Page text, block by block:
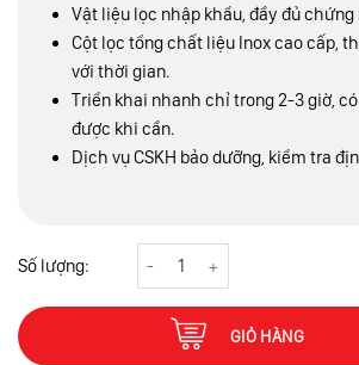
Vật liệu lọc nhập khẩu, đầy đủ
Cột lọc tổng chất liệu Inox cao cấp,
với thời gian.
Triển khai nhanh chỉ trong 2-3 giờ,
được khi cần.
Dịch vụ CSKH bảo dưỡng, kiểm tra
Bộ lọc thô 1 cột inox hệ tự động số lượng
GIỎ HÀNG